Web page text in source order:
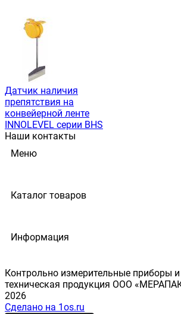
Датчик наличия
препятствия на
конвейерной ленте
INNOLEVEL серии BHS
Наши контакты
Меню
Каталог товаров
Информация
Контрольно измерительные приборы и
техническая продукция ООО
2026
Сделано на 1os.ru